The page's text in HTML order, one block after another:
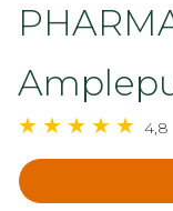
4,8